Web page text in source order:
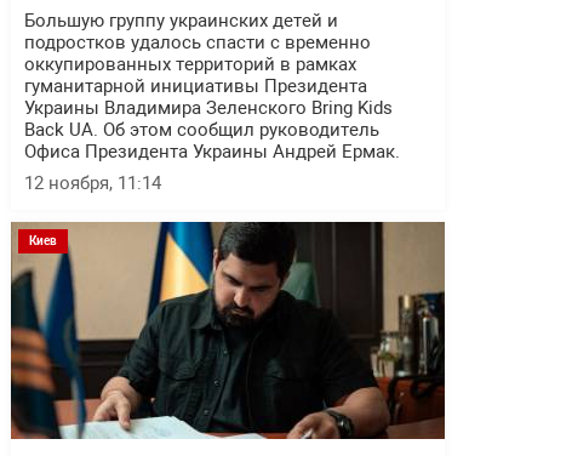
Большую группу украинских детей и
подростков удалось спасти с временно
оккупированных территорий в рамках
гуманитарной инициативы Президента
Украины Владимира Зеленского Bring Kids
Back UA. Об этом сообщил руководитель
Офиса Президента Украины Андрей Ермак.
12 ноября, 11:14
Киев